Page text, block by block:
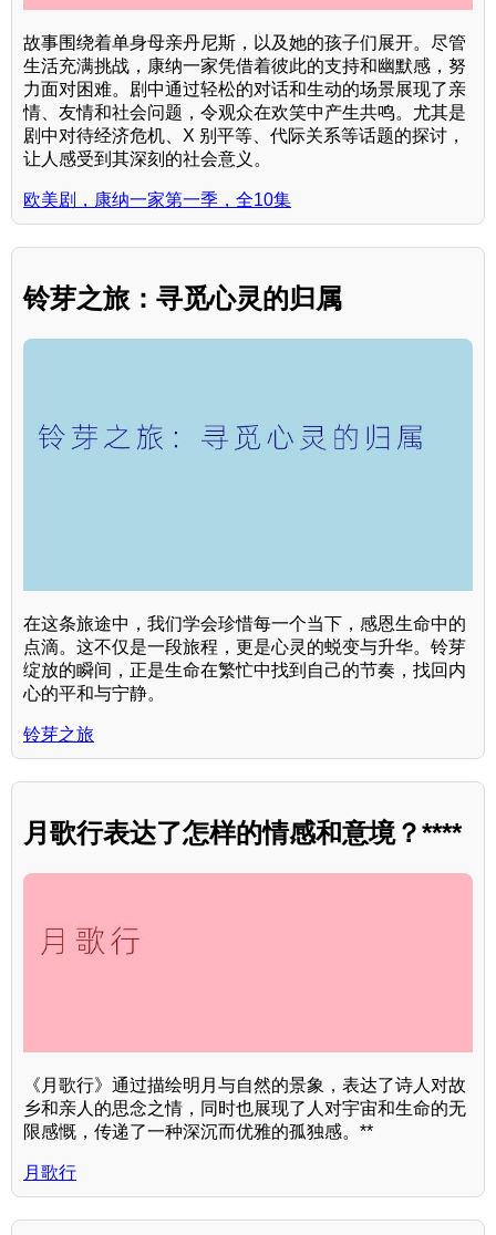
故事围绕着单身母亲丹尼斯，以及她的孩子们展开。尽管
生活充满挑战，康纳一家凭借着彼此的支持和幽默感，努
力面对困难。剧中通过轻松的对话和生动的场景展现了亲
情、友情和社会问题，令观众在欢笑中产生共鸣。尤其是
剧中对待经济危机、X 别平等、代际关系等话题的探讨，
让人感受到其深刻的社会意义。
欧美剧，康纳一家第一季，全10集
铃芽之旅：寻觅心灵的归属
在这条旅途中，我们学会珍惜每一个当下，感恩生命中的
点滴。这不仅是一段旅程，更是心灵的蜕变与升华。铃芽
绽放的瞬间，正是生命在繁忙中找到自己的节奏，找回内
心的平和与宁静。
铃芽之旅
月歌行表达了怎样的情感和意境？****
《月歌行》通过描绘明月与自然的景象，表达了诗人对故
乡和亲人的思念之情，同时也展现了人对宇宙和生命的无
限感慨，传递了一种深沉而优雅的孤独感。**
月歌行